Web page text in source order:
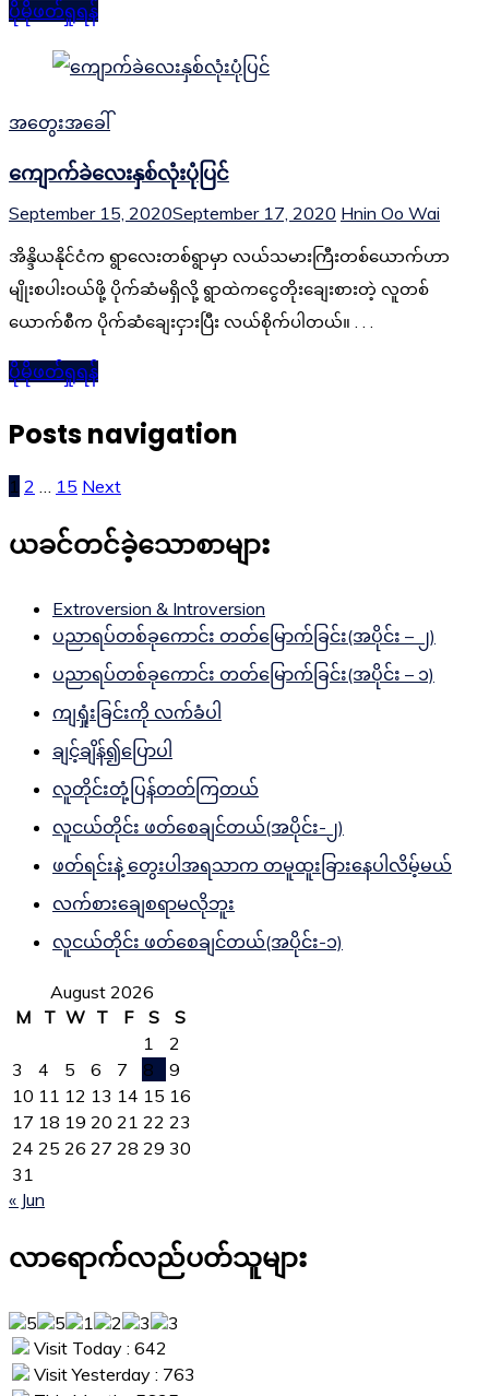
ပိုမိုဖတ်ရှုရန်
အတွေးအခေါ်
ကျောက်ခဲလေးနှစ်လုံးပုံပြင်
September 15, 2020September 17, 2020 Hnin Oo Wai
အိန္ဒိယနိုင်ငံက ရွာလေးတစ်ရွာမှာ လယ်သမားကြီးတစ်ယောက်ဟာ
မျိုးစပါးဝယ်ဖို့ ပိုက်ဆံမရှိလို့ ရွာထဲကငွေတိုးချေးစားတဲ့ လူတစ်
ယောက်စီက ပိုက်ဆံချေးငှားပြီး လယ်စိုက်ပါတယ်။ . . .
ပိုမိုဖတ်ရှုရန်
Posts navigation
1 2 15 Next
ယခင်တင်ခဲ့သောစာများ
Extroversion & Introversion
ပညာရပ်တစ်ခုကောင်း တတ်မြောက်ခြင်း(အပိုင်း – ၂)
ပညာရပ်တစ်ခုကောင်း တတ်မြောက်ခြင်း(အပိုင်း – ၁)
ကျရှုံးခြင်းကို လက်ခံပါ
ချင့်ချိန်၍ပြောပါ
လူတိုင်းတုံ့ပြန်တတ်ကြတယ်
လူငယ်တိုင်း ဖတ်စေချင်တယ်(အပိုင်း-၂)
ဖတ်ရင်းနဲ့ တွေးပါအရသာက တမူထူးခြားနေပါလိမ့်မယ်
လက်စားချေစရာမလိုဘူး
လူငယ်တိုင်း ဖတ်စေချင်တယ်(အပိုင်း-၁)
August 2026
M
T W T F S
S
1
2
3
4 5 6 7 8
9
10 11 12 13 14 15 16
17 18 19 20 21 22 23
24 25 26 27 28 29 30
31
« Jun
လာရောက်လည်ပတ်သူများ
Visit Today : 642
Visit Yesterday : 763